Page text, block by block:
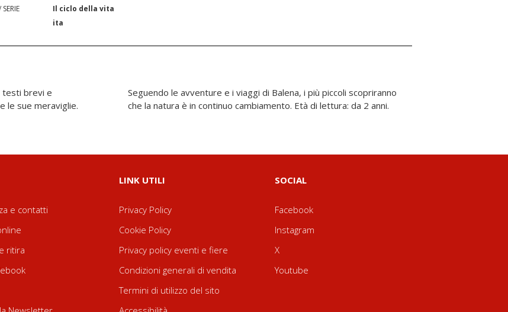
Il ciclo della vita
ita
testi brevi e
le sue meraviglie.
scopriranno
che la natura è in continuo cambiamento. Età di lettura: da 2 anni.
e contatti
ritira
LINK UTILI
Privacy Policy
Cookie Policy
Privacy policy eventi e fiere
Condizioni generali di vendita
Termini di utilizzo del sito
SOCIAL
Facebook
Instagram
X
Youtube